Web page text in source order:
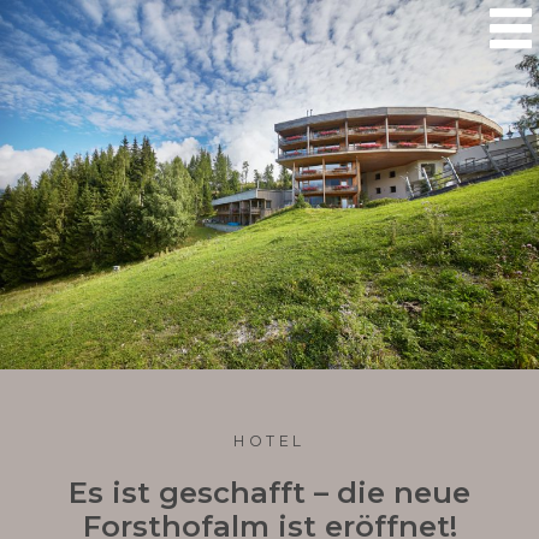

HOTEL
Es ist geschafft – die neue
Forsthofalm ist eröffnet!